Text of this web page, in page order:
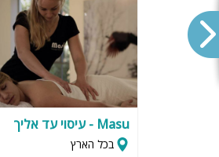
Masu - עיסוי עד אליך
בכל הארץ